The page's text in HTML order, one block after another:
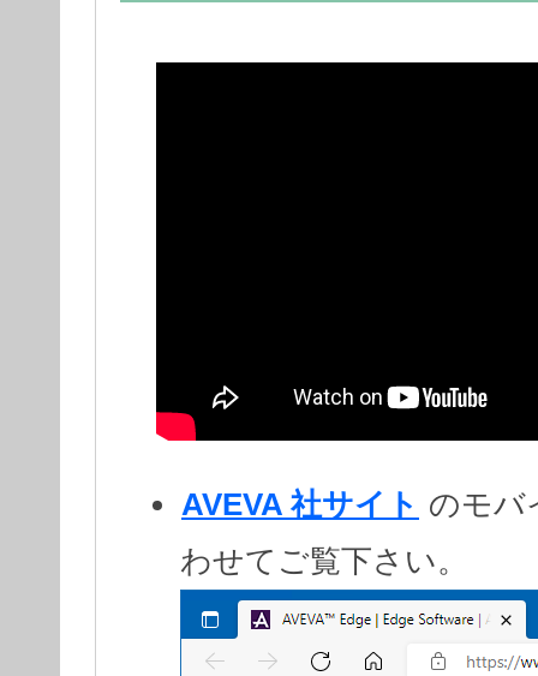
AVEVA 社サイト のモバ
わせてご覧下さい。